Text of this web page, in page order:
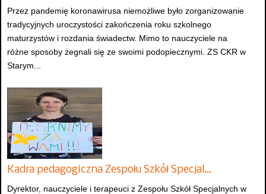
Przez pandemię koronawirusa niemożliwe było zorganizowanie
tradycyjnych uroczystości zakończenia roku szkolnego
maturzystów i rozdania świadectw. Mimo to nauczyciele na
różne sposoby żegnali się ze swoimi podopiecznymi. ZS CKR w
Starym...
Kadra pedagogiczna Zespołu Szkół Specjal…
Dyrektor, nauczyciele i terapeuci z Zespołu Szkół Specjalnych w